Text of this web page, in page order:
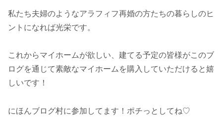
私たち夫婦のようなアラフィフ再婚の方たちの暮らしのヒ
ントになれば光栄です。
これからマイホームが欲しい、建てる予定の皆様がこのブ
ログを通じて素敵なマイホームを購入していただけると嬉
しいです！
にほんブログ村に参加してます！ポチっとしてね♡